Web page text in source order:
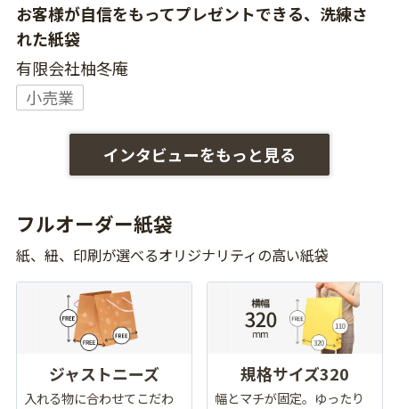
お客様が自信をもってプレゼントできる、洗練さ
れた紙袋
有限会社柚冬庵
小売業
インタビューをもっと見る
フルオーダー紙袋
紙、紐、印刷が選べるオリジナリティの高い紙袋
ジャストニーズ
入れる物に合わせてこだわ
規格サイズ320
幅とマチが固定。ゆったり